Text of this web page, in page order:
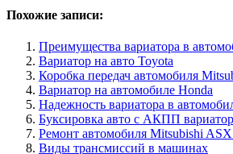
Похожие записи:
Преимущества вариатора в
Вариатор на авто Toyota
Коробка передач автомобиля
Вариатор на автомобиле Honda
Надежность вариатора в
Буксировка авто с АКПП вариатор
Ремонт автомобиля Mitsubishi
Виды трансмиссий в машинах